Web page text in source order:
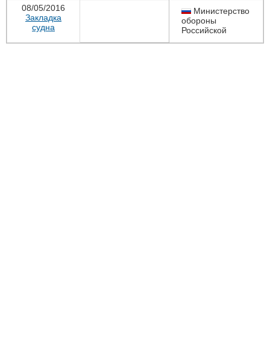
08/05/2016
Закладка
судна
Министерство
обороны
Российской